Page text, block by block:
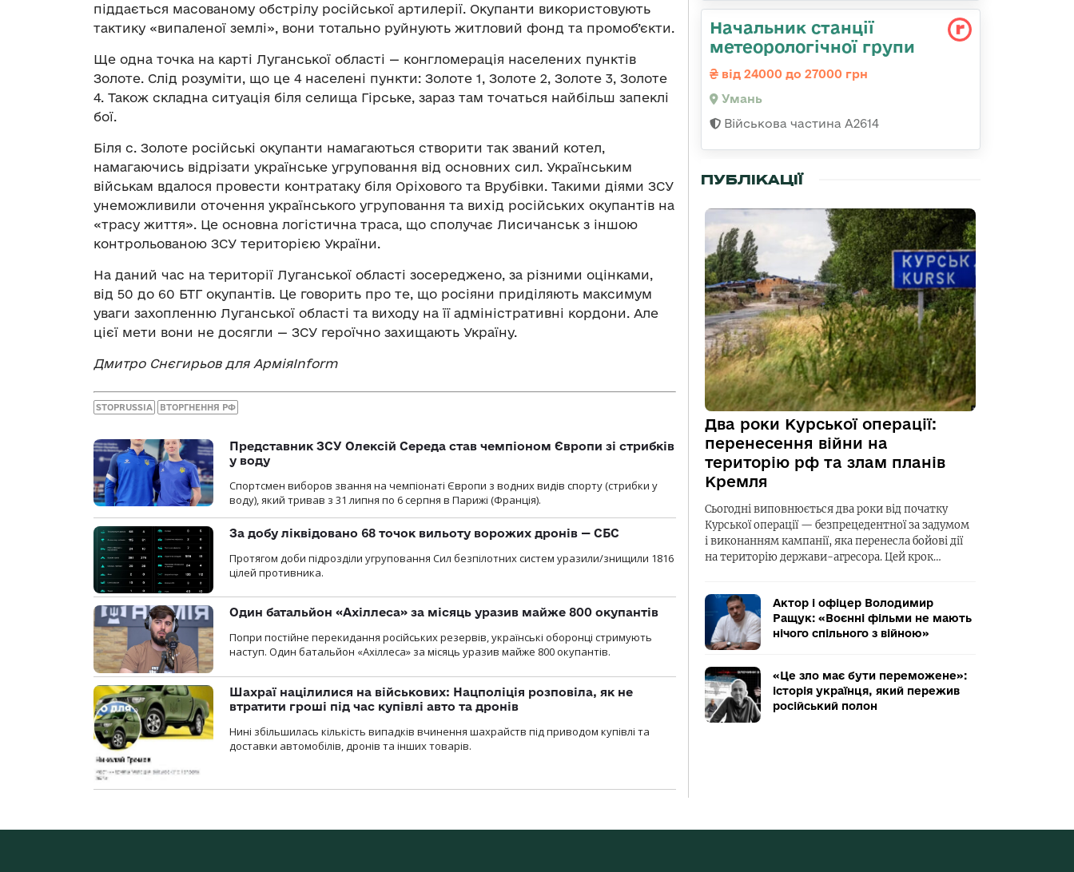
піддається масованому обстрілу російської артилерії. Окупанти використовують
тактику «випаленої землі», вони тотально руйнують житловий фонд та промоб’єкти.
Ще одна точка на карті Луганської області — конгломерація населених пунктів
Золоте. Слід розуміти, що це 4 населені пункти: Золоте 1, Золоте 2, Золоте 3, Золоте
4. Також складна ситуація біля селища Гірське, зараз там точаться найбільш запеклі
бої.
Біля с. Золоте російські окупанти намагаються створити так званий котел,
намагаючись відрізати українське угруповання від основних сил. Українським
військам вдалося провести контратаку біля Оріхового та Врубівки. Такими діями ЗСУ
унеможливили оточення українського угруповання та вихід російських окупантів на
«трасу життя». Це основна логістична траса, що сполучає Лисичанськ з іншою
контрольованою ЗСУ територією України.
На даний час на території Луганської області зосереджено, за різними оцінками,
від 50 до 60 БТГ окупантів. Це говорить про те, що росіяни приділяють максимум
уваги захопленню Луганської області та виходу на її адміністративні кордони. Але
цієї мети вони не досягли — ЗСУ героїчно захищають Україну.
Дмитро Снєгирьов для АрміяInform
STOPRUSSIA ВТОРГНЕННЯ РФ
Представник ЗСУ Олексій Середа став чемпіоном Європи зі стрибків
у воду
Спортсмен виборов звання на чемпіонаті Європи з водних видів спорту (стрибки у
воду), який тривав з 31 липня по 6 серпня в Парижі (Франція).
За добу ліквідовано 68 точок вильоту ворожих дронів — СБС
Протягом доби підрозділи угруповання Сил безпілотних систем уразили/знищили 1816
цілей противника.
Один батальйон «Ахіллеса» за місяць уразив майже 800 окупантів
Попри постійне перекидання російських резервів, українські оборонці стримують
наступ. Один батальйон «Ахіллеса» за місяць уразив майже 800 окупантів.
Шахраї націлилися на військових: Нацполіція розповіла, як не
втратити гроші під час купівлі авто та дронів
Нині збільшилась кількість випадків вчинення шахрайств під приводом купівлі та
доставки автомобілів, дронів та інших товарів.
Начальник станції
метеорологічної групи
від 24000 до 27000 грн
Умань
Військова частина А2614
ПУБЛІКАЦІЇ
Два роки Курської операції:
перенесення війни на
територію рф та злам планів
Кремля
Сьогодні виповнюється два роки від початку
Курської операції — безпрецедентної за задумом
і виконанням кампанії, яка перенесла бойові дії
на територію держави-агресора. Цей крок…
Актор і офіцер Володимир
Ращук: «Воєнні фільми не мають
нічого спільного з війною»
«Це зло має бути переможене»:
історія українця, який пережив
російський полон